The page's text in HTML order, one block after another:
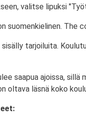
valitse lipuksi
suomenkielinen. The
tarjoiluita.
saapua ajoissa, sillä
oltava läsnä koko